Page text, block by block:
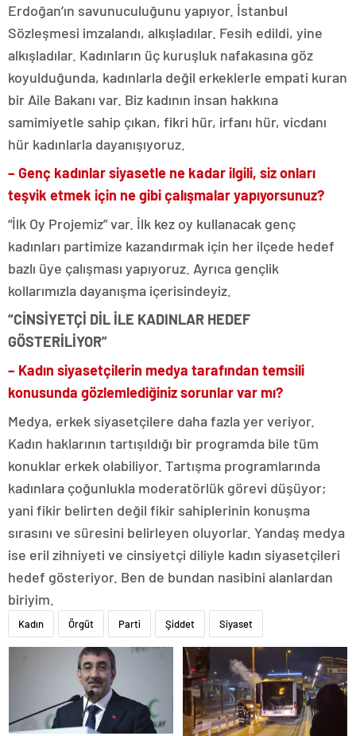
Erdoğan’ın savunuculuğunu yapıyor. İstanbul
Sözleşmesi imzalandı, alkışladılar. Fesih edildi, yine
alkışladılar. Kadınların üç kuruşluk nafakasına göz
koyulduğunda, kadınlarla değil erkeklerle empati kuran
bir Aile Bakanı var. Biz kadının insan hakkına
samimiyetle sahip çıkan, fikri hür, irfanı hür, vicdanı
hür kadınlarla dayanışıyoruz.
– Genç kadınlar siyasetle ne kadar ilgili, siz onları
teşvik etmek için ne gibi çalışmalar yapıyorsunuz?
“İlk Oy Projemiz” var. İlk kez oy kullanacak genç
kadınları partimize kazandırmak için her ilçede hedef
bazlı üye çalışması yapıyoruz. Ayrıca gençlik
kollarımızla dayanışma içerisindeyiz.
“CİNSİYETÇİ DİL İLE KADINLAR HEDEF
GÖSTERİLİYOR”
– Kadın siyasetçilerin medya tarafından temsili
konusunda gözlemlediğiniz sorunlar var mı?
Medya, erkek siyasetçilere daha fazla yer veriyor.
Kadın haklarının tartışıldığı bir programda bile tüm
konuklar erkek olabiliyor. Tartışma programlarında
kadınlara çoğunlukla moderatörlük görevi düşüyor;
yani fikir belirten değil fikir sahiplerinin konuşma
sırasını ve süresini belirleyen oluyorlar. Yandaş medya
ise eril zihniyeti ve cinsiyetçi diliyle kadın siyasetçileri
hedef gösteriyor. Ben de bundan nasibini alanlardan
biriyim.
Kadın Örgüt Parti Şiddet Siyaset